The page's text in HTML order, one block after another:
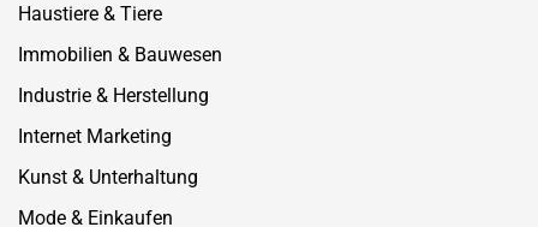
Haustiere & Tiere
Immobilien & Bauwesen
Industrie & Herstellung
Internet Marketing
Kunst & Unterhaltung
Mode & Einkaufen